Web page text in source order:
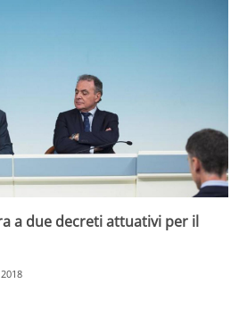
a due decreti attuativi per il